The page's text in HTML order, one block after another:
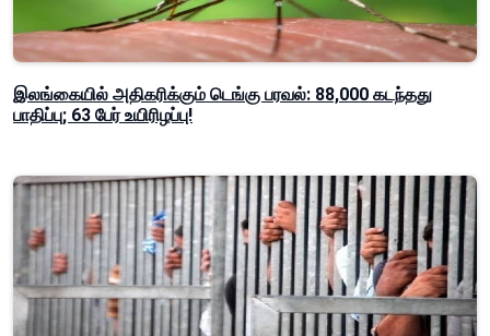
இலங்கையில் அதிகரிக்கும் டெங்கு பரவல்: 88,000 கடந்தது
பாதிப்பு; 63 பேர் உயிரிழப்பு!